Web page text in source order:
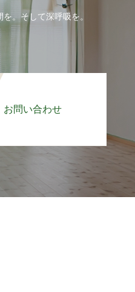
。そして深呼吸を。
お問い合わせ